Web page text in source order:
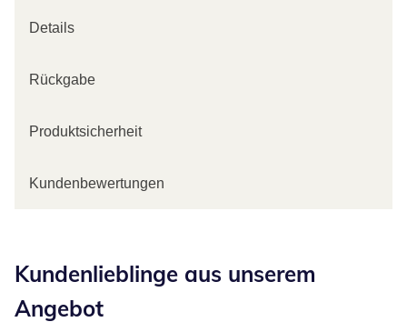
Details
Rückgabe
Produktsicherheit
Kundenbewertungen
Kundenlieblinge aus unserem
Angebot